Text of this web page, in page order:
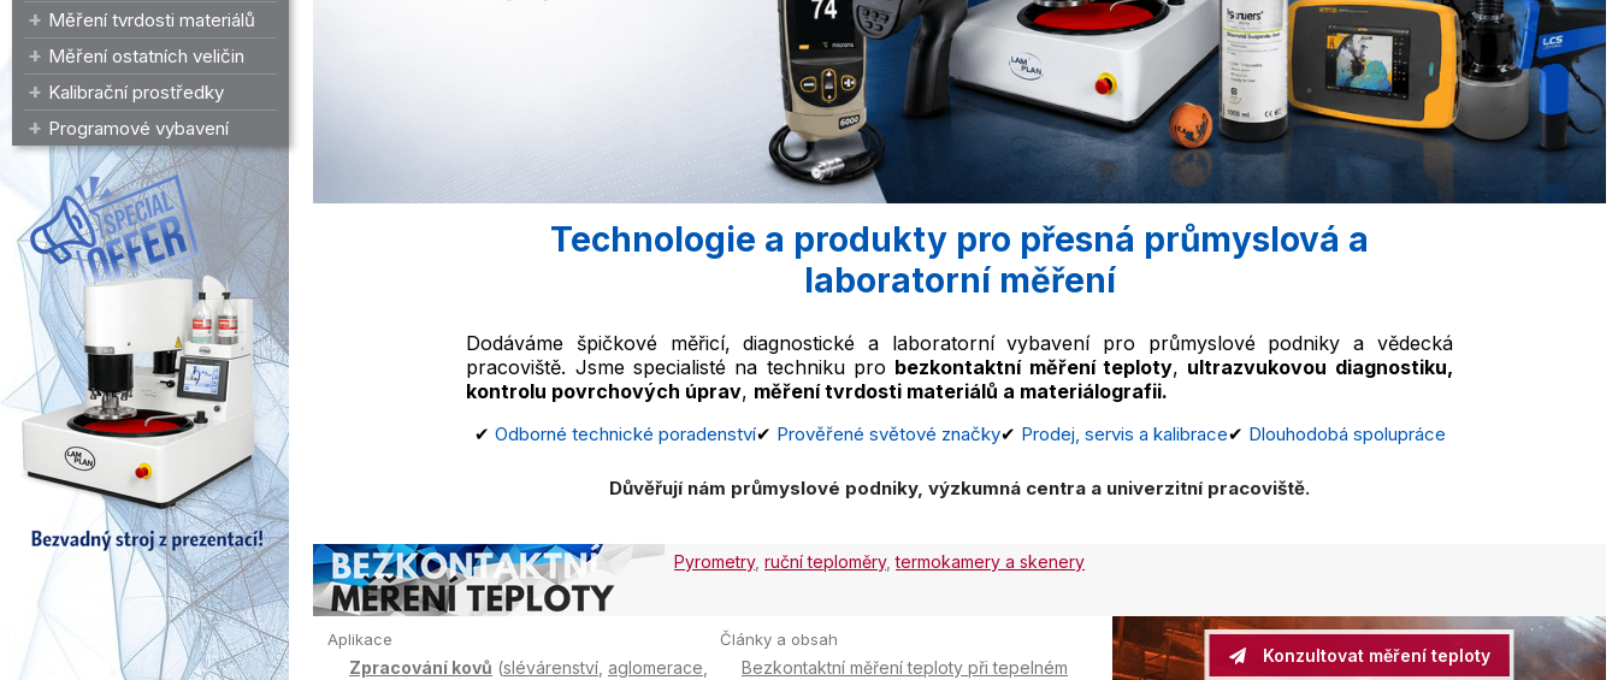
Měření tvrdosti materiálů
Měření ostatních veličin
Kalibrační prostředky
Programové vybavení
Technologie a produkty pro přesná průmyslová a
laboratorní měření
Dodáváme špičkové měřicí, diagnostické a laboratorní vybavení pro průmyslové podniky a vědecká
pracoviště. Jsme specialisté na techniku pro bezkontaktní měření teploty, ultrazvukovou diagnostiku,
kontrolu povrchových úprav, měření tvrdosti materiálů a materiálografii.
✔ Odborné technické poradenství✔ Prověřené světové značky✔ Prodej, servis a kalibrace✔ Dlouhodobá spolupráce
Důvěřují nám průmyslové podniky, výzkumná centra a univerzitní pracoviště.
Pyrometry, ruční teploměry,termokamery a skenery
Aplikace
Zpracování kovů (slévárenství aglomerace
Články a obsah
Bezkontaktní měření teploty při tepelném
Konzultovat měření teploty